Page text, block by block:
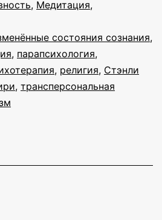
, Медитация,
состояния сознания,
, парапсихология,
, религия, Стэнли
, трансперсональная